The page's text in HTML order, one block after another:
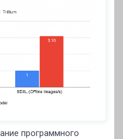
программного